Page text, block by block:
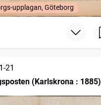
upplagan, Göteborg
21
(Karlskrona : 1885)